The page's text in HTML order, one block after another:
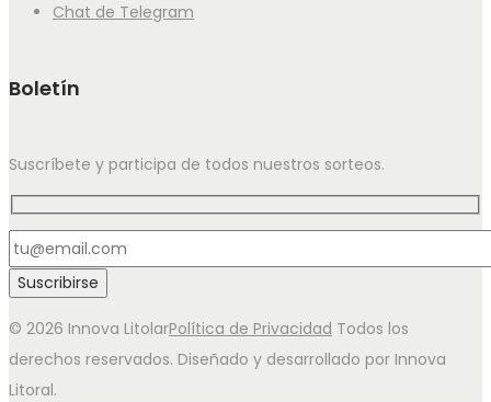
Chat de Telegram
Boletín
Suscríbete y participa de todos nuestros sorteos.
© 2026 Innova LitolarPolítica de Privacidad Todos los
derechos reservados. Diseñado y desarrollado por Innova
Litoral.